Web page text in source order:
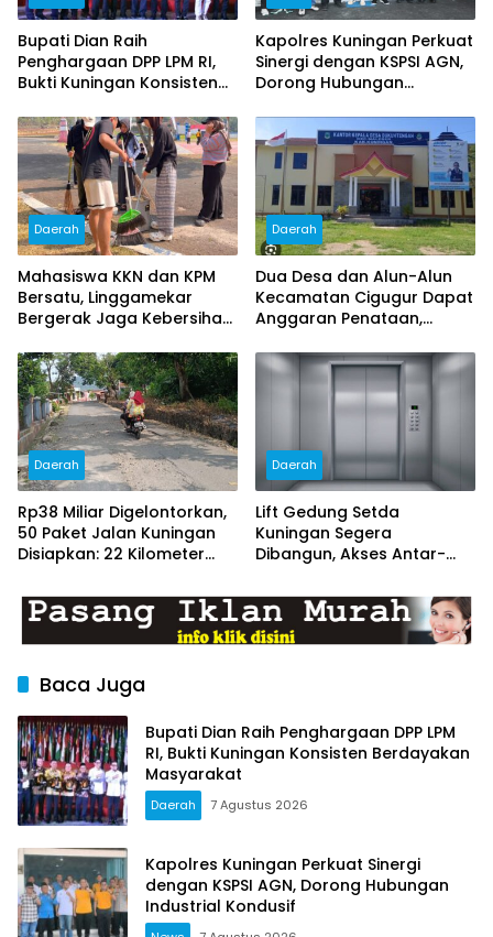
Bupati Dian Raih
Penghargaan DPP LPM RI,
Bukti Kuningan Konsisten
Kapolres Kuningan Perkuat
Sinergi dengan KSPSI AGN,
Dorong Hubungan
Daerah
Mahasiswa KKN dan KPM
Bersatu, Linggamekar
Bergerak Jaga Kebersihan
Daerah
Dua Desa dan Alun-Alun
Kecamatan Cigugur Dapat
Anggaran Penataan,
Publik yang Lebih Terang
dan Nyaman
Daerah
Rp38 Miliar Digelontorkan,
50 Paket Jalan Kuningan
Disiapkan: 22 Kilometer
Daerah
Lift Gedung Setda
Kuningan Segera
Dibangun, Akses Antar-
Baca Juga
Bupati Dian Raih Penghargaan DPP LPM
RI, Bukti Kuningan Konsisten Berdayakan
Masyarakat
Daerah 7 Agustus 2026
Kapolres Kuningan Perkuat Sinergi
dengan KSPSI AGN, Dorong Hubungan
Industrial Kondusif